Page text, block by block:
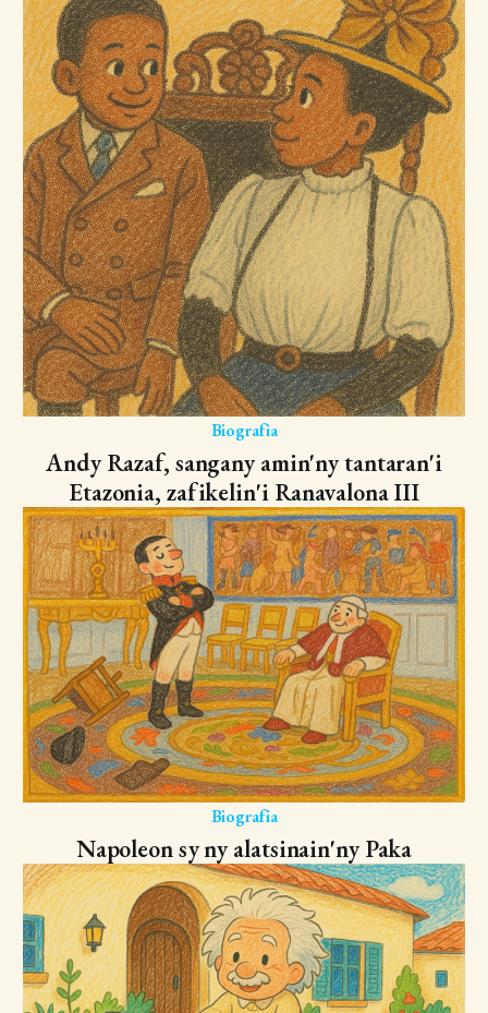
Biografia
Andy Razaf, sangany amin'ny tantaran'i
Etazonia, zafikelin'i Ranavalona III
Biografia
Napoleon sy ny alatsinain'ny Paka